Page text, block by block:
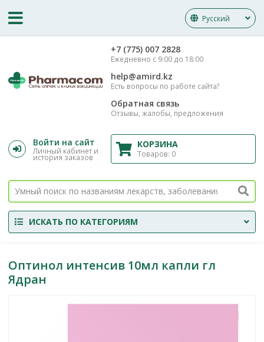
Русский
‎+7 (775) 007 2828
Ежедневно с 9:00 до 18:00
help@amird.kz
Есть вопросы по работе сайта?
Обратная связь
Отзывы, жалобы, предложения
Войти на сайт
Личный кабинет и
история заказов
КОРЗИНА
Товаров: 0
ИСКАТЬ ПО КАТЕГОРИЯМ
Оптинол интенсив 10мл капли гл
Ядран